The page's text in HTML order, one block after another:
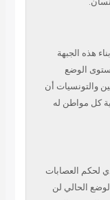
هذه الجبهة
الوضع
والتونسيات أن
كل مواطن له
لحكم العصابات
الحالي لن